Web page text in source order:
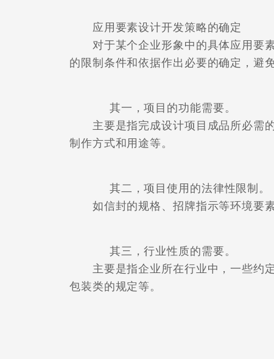
应用要素设计开发策略的确定
对于某个企业形象中的具体应用要
的限制条件和依据作出必要的确定，避
其一，项目的功能需要。
主要是指完成设计项目成品所必需的
制作方式和用途等。
其二，项目使用的法律性限制。
如信封的规格、招牌指示等环境要素
其三，行业性质的需要。
主要是指企业所在行业中，一些约定
包装类的规定等。